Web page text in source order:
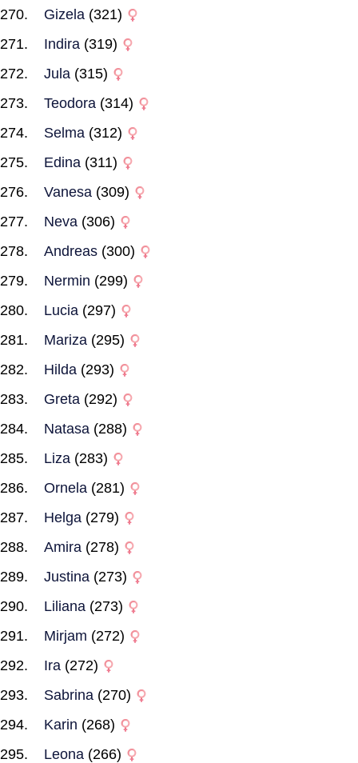
Gizela (321)
Indira (319)
Jula (315)
Teodora (314)
Selma (312)
Edina (311)
Vanesa (309)
Neva (306)
Andreas (300)
Nermin (299)
Lucia (297)
Mariza (295)
Hilda (293)
Greta (292)
Natasa (288)
Liza (283)
Ornela (281)
Helga (279)
Amira (278)
Justina (273)
Liliana (273)
Mirjam (272)
Ira (272)
Sabrina (270)
Karin (268)
Leona (266)